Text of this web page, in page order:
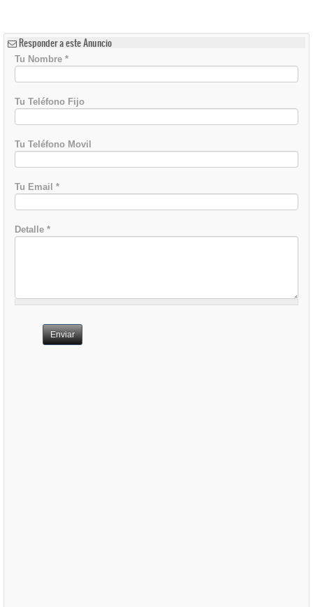
Responder a este Anuncio
Tu Nombre *
Tu Teléfono Fijo
Tu Teléfono Movil
Tu Email *
Detalle *
Enviar